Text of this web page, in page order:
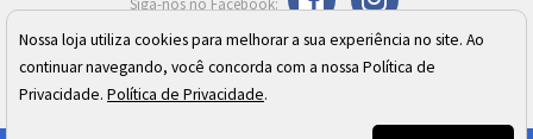
Razão Social: Meire C. Moreno Silva SJ Campos ME
CNPJ: 02.410.973/0001-24
Endereço: Rua Cel. José Monteiro, 392 - Centro - São José dos Campos/SP
Nossa loja utiliza cookies para melhorar a sua experiência no site. Ao
continuar navegando, você concorda com a nossa Política de
Privacidade. Política de Privacidade.